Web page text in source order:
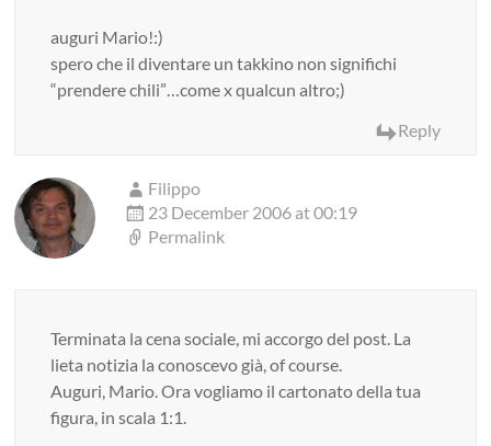
auguri Mario!:)
spero che il diventare un takkino non significhi
“prendere chili”…come x qualcun altro;)
Reply
Filippo
23 December 2006 at 00:19
Permalink
Terminata la cena sociale, mi accorgo del post. La
lieta notizia la conoscevo già, of course.
Auguri, Mario. Ora vogliamo il cartonato della tua
figura, in scala 1:1.